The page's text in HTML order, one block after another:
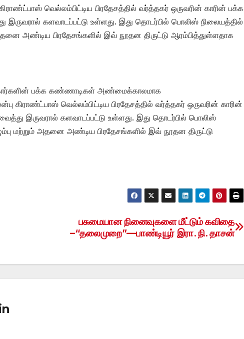
வெல்லம்பிட்டிய பிரதேசத்தில் வர்த்தகர் ஒருவரின் காரின் பக்க
களவாடப்பட்டு உள்ளது. இது தொடர்பில் பொலிஸ் நிலையத்தில்
அண்டிய பிரதேசங்களில் இவ் நூதன திருட்டு ஆரம்பித்துள்ளதாக
கார்களின் பக்க கண்ணாடிகள் அண்மைக்காலமாக
கிராண்ட்பாஸ் வெல்லம்பிட்டிய பிரதேசத்தில் வர்த்தகர் ஒருவரின் காரின்
இருவரால் களவாடப்பட்டு உள்ளது. இது தொடர்பில் பொலிஸ்
மற்றும் அதனை அண்டிய பிரதேசங்களில் இவ் நூதன திருட்டு
பசுமையான நினைவுகளை மீட்டும் கவிதை
–“தலைமுறை”—பாண்டியூர் இரா. நி. தாசன்